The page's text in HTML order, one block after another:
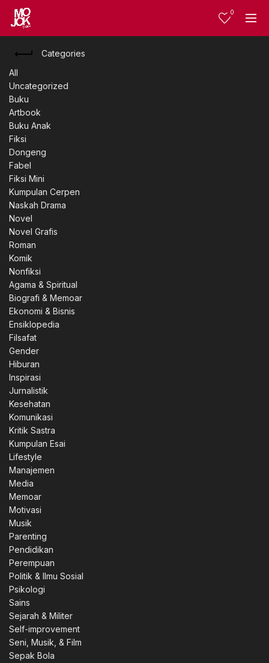
0
Categories
All
Uncategorized
Buku
Artbook
Buku Anak
Fiksi
Dongeng
Fabel
Fiksi Mini
Kumpulan Cerpen
Naskah Drama
Novel
Novel Grafis
Roman
Komik
Nonfiksi
Agama & Spiritual
Biografi & Memoar
Ekonomi & Bisnis
Ensiklopedia
Filsafat
Gender
Hiburan
Inspirasi
Jurnalistik
Kesehatan
Komunikasi
Kritik Sastra
Kumpulan Esai
Lifestyle
Manajemen
Media
Memoar
Motivasi
Musik
Parenting
Pendidikan
Perempuan
Politik & Ilmu Sosial
Psikologi
Sains
Sejarah & Militer
Self-improvement
Seni, Musik, & Film
Sepak Bola